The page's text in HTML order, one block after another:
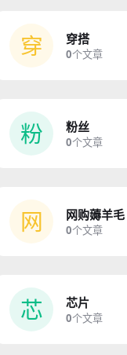
穿 穿搭
0个文章
粉 粉丝
0个文章
网 网购薅羊毛
0个文章
芯 芯片
0个文章